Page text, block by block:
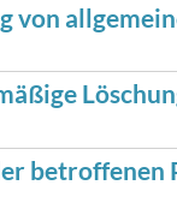
von
betroffenen